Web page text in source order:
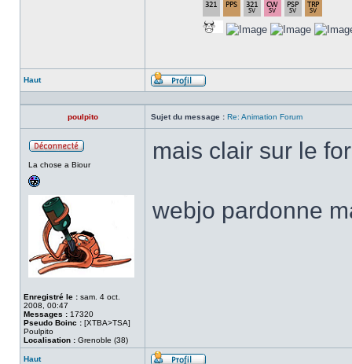
Haut
Profil
poulpito Sujet du message : Re: Animation Forum
ligne
La chose a Biour
Enregistré le : sam. 4 oct.
2008, 00:47
Messages : 17320
Pseudo Boinc : [XTBA>TSA]
Poulpito
Localisation : Grenoble (38)
mais clair sur le
webjo pardonne
Haut